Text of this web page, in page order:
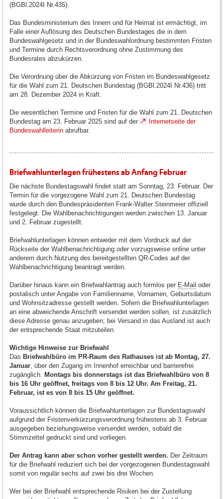
(BGBl.2024I Nr.435).
Das Bundesministerium des Innern und für Heimat ist ermächtigt, im
Falle einer Auflösung des Deutschen Bundestages die in dem
Bundeswahlgesetz und in der Bundeswahlordnung bestimmten Fristen
und Termine durch Rechtsverordnung ohne Zustimmung des
Bundesrates abzukürzen.
Die Verordnung über die Abkürzung von Fristen im Bundeswahlgesetz
für die Wahl zum 21. Deutschen Bundestag (BGBl.2024I Nr.436) tritt
am 28. Dezember 2024 in Kraft.
Die wesentlichen Termine und Fristen für die Wahl zum 21. Deutschen
Bundestag am 23. Februar 2025 sind auf der
Internetseite der
Bundeswahlleiterin abrufbar.
Briefwahlunterlagen frühestens ab Anfang Februar
Die nächste Bundestagswahl findet statt am Sonntag, 23. Februar. Der
Termin für die vorgezogene Wahl zum 21. Deutschen Bundestag
wurde durch den Bundespräsidenten Frank-Walter Steinmeier offiziell
festgelegt. Die Wahlbenachrichtigungen werden zwischen 13. Januar
und 2. Februar zugestellt.
Briefwahlunterlagen können entweder mit dem Vordruck auf der
Rückseite der Wahlbenachrichtigung oder vorzugsweise online unter
anderem durch Nutzung des bereitgestellten QR-Codes auf der
Wahlbenachrichtigung beantragt werden.
Darüber hinaus kann ein Briefwahlantrag auch formlos per E-Mail oder
postalisch unter Angabe von Familienname, Vornamen, Geburtsdatum
und Wohnsitzadresse gestellt werden. Sofern die Briefwahlunterlagen
an eine abweichende Anschrift versendet werden sollen, ist zusätzlich
diese Adresse genau anzugeben; bei Versand in das Ausland ist auch
der entsprechende Staat mitzuteilen.
Wichtige Hinweise zur Briefwahl
Das Briefwahlbüro im PR-Raum des Rathauses ist ab Montag, 27.
Januar , über den Zugang im Innenhof erreichbar und barrierefrei
zugänglich. Montags bis donnerstags ist das Briefwahlbüro von 8
bis 16 Uhr geöffnet, freitags von 8 bis 12 Uhr. Am Freitag, 21.
Februar, ist es von 8 bis 15 Uhr geöffnet.
Voraussichtlich können die Briefwahlunterlagen zur Bundestagswahl
aufgrund der Fristenverkürzungsverordnung frühestens ab 3. Februar
ausgegeben beziehungsweise versendet werden, sobald die
Stimmzettel gedruckt sind und vorliegen.
Der Antrag kann aber schon vorher gestellt werden. Der Zeitraum
für die Briefwahl reduziert sich bei der vorgezogenen Bundestagswahl
somit von regulär sechs auf zwei bis drei Wochen.
Wer bei der Briefwahl entsprechende Risiken bei der Zustellung